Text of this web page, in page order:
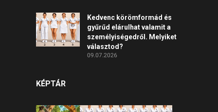
Kedvenc körömformád és
gyűrűd elárulhat valamit a
személyiségedről. Melyiket
választod?
09.07.2026
KÉPTÁR